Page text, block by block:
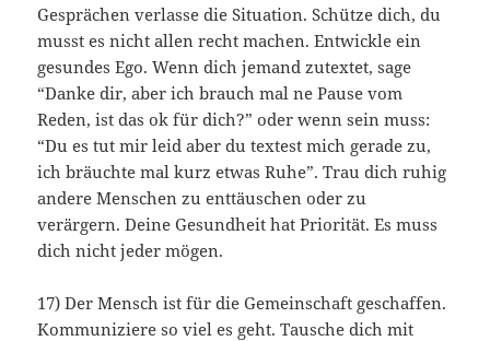
Gesprächen verlasse die Situation. Schütze dich, du
musst es nicht allen recht machen. Entwickle ein
gesundes Ego. Wenn dich jemand zutextet, sage
“Danke dir, aber ich brauch mal ne Pause vom
Reden, ist das ok für dich?” oder wenn sein muss:
“Du es tut mir leid aber du textest mich gerade zu,
ich bräuchte mal kurz etwas Ruhe”. Trau dich ruhig
andere Menschen zu enttäuschen oder zu
verärgern. Deine Gesundheit hat Priorität. Es muss
dich nicht jeder mögen.
17) Der Mensch ist für die Gemeinschaft geschaffen.
Kommuniziere so viel es geht. Tausche dich mit